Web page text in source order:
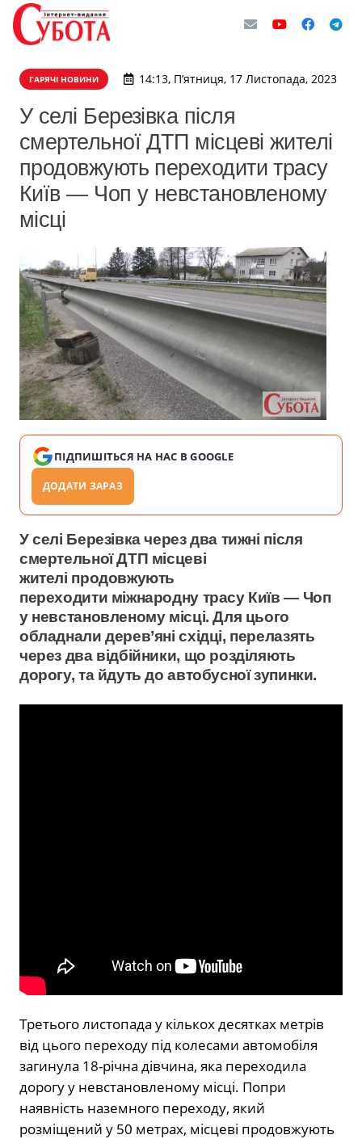
ГАРЯЧІ НОВИНИ 14:13, П’ятниця, 17 Листопада, 2023
У селі Березівка після
смертельної ДТП місцеві жителі
продовжують переходити трасу
Київ — Чоп у невстановленому
місці
ПІДПИШІТЬСЯ НА НАС В GOOGLE
ДОДАТИ ЗАРАЗ
У селі Березівка через два тижні після
смертельної ДТП місцеві
жителі продовжують
переходити міжнародну трасу Київ — Чоп
у невстановленому місці. Для цього
обладнали дерев’яні східці, перелазять
через два відбійники, що розділяють
дорогу, та йдуть до автобусної зупинки.
Третього листопада у кількох десятках метрів
від цього переходу під колесами автомобіля
загинула 18-річна дівчина, яка переходила
дорогу у невстановленому місці. Попри
наявність наземного переходу, який
розміщений у 50 метрах, місцеві продовжують